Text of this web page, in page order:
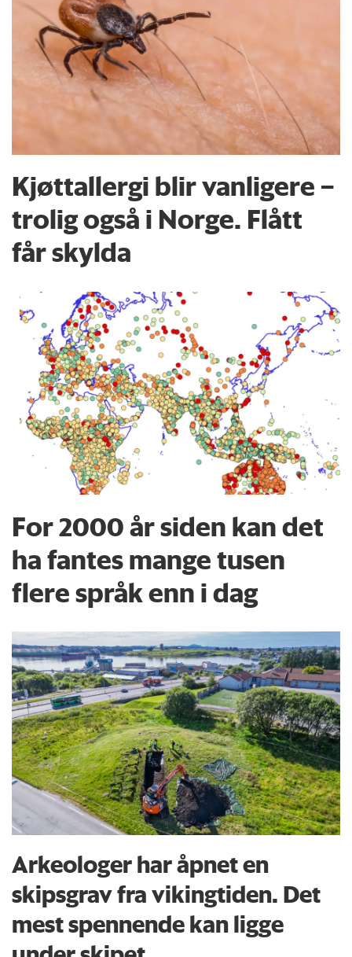
Kjøttallergi blir vanligere –
trolig også i Norge. Flått
får skylda
For 2000 år siden kan det
ha fantes mange tusen
flere språk enn i dag
Arkeologer har åpnet en
skipsgrav fra vikingtiden. Det
mest spennende kan ligge